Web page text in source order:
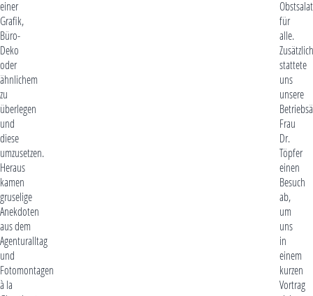
einer
Grafik,
Büro-
Deko
oder
ähnlichem
zu
überlegen
und
diese
umzusetzen.
Heraus
kamen
gruselige
Anekdoten
aus dem
Agenturalltag
und
Fotomontagen
à la
Obstsalat
für
alle.
Zusätzlich
stattete
uns
unsere
Frau
Dr.
Töpfer
einen
Besuch
ab,
um
uns
in
einem
kurzen
Vortrag